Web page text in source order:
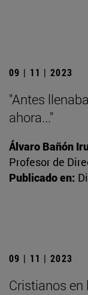
09 | 11 | 2023
"Antes
ahora..."
Álvaro Bañón
Profesor de
Publicado en:
09 | 11 | 2023
Cristianos